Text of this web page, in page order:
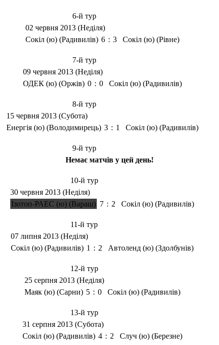
6-й тур
02 червня 2013 (Неділя)
Сокіл (ю) (Радивилів) 6 : 3 Сокіл (ю) (Рівне)
7-й тур
09 червня 2013 (Неділя)
ОДЕК (ю) (Оржів) 0 : 0 Сокіл (ю) (Радивилів)
8-й тур
15 червня 2013 (Субота)
Енергія (ю) (Володимирець) 3 : 1 Сокіл (ю) (Радивилів)
9-й тур
Немає матчів у цей день!
10-й тур
30 червня 2013 (Неділя)
Ізотоп-РАЕС (ю) (Вараш) 7 : 2 Сокіл (ю) (Радивилів)
11-й тур
07 липня 2013 (Неділя)
Сокіл (ю) (Радивилів) 1 : 2 Автоленд (ю) (Здолбунів)
12-й тур
25 серпня 2013 (Неділя)
Маяк (ю) (Сарни) 5 : 0 Сокіл (ю) (Радивилів)
13-й тур
31 серпня 2013 (Субота)
Сокіл (ю) (Радивилів) 4 : 2 Случ (ю) (Березне)